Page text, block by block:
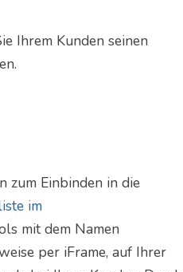
Ihrem Kunden seinen
zum Einbinden in die
im
mit dem Namen
per iFrame, auf Ihrer